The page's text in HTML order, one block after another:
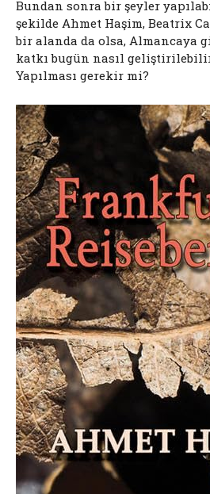
Bundan sonra bir şeyler
şekilde Ahmet Haşim, Beatrix
bir alanda da olsa, Almancaya
katkı bugün nasıl
Yapılması gerekir mi?